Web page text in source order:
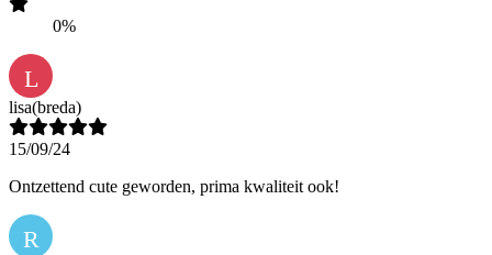
0%
L
lisa(breda)
15/09/24
Ontzettend cute geworden, prima kwaliteit ook!
R